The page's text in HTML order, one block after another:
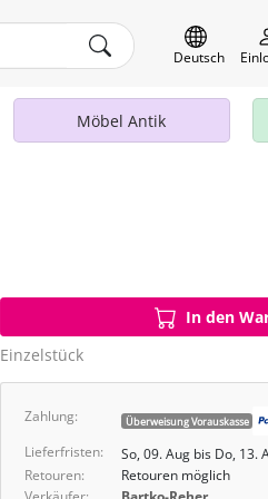
Deutsch
Möbel Antik
In den
Einzelstück
Zahlung: Überweisung Vorauskasse
Lieferfristen:
So, 09. Aug bis Do, 13.
Retouren:
Retouren möglich